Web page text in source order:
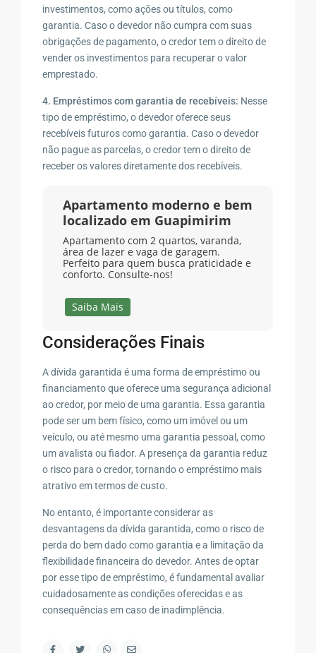
investimentos, como ações ou títulos, como
garantia. Caso o devedor não cumpra com suas
obrigações de pagamento, o credor tem o direito de
vender os investimentos para recuperar o valor
emprestado.
4. Empréstimos com garantia de recebíveis: Nesse
tipo de empréstimo, o devedor oferece seus
recebíveis futuros como garantia. Caso o devedor
não pague as parcelas, o credor tem o direito de
receber os valores diretamente dos recebíveis.
Apartamento moderno e bem
localizado em Guapimirim
Apartamento com 2 quartos, varanda,
área de lazer e vaga de garagem.
Perfeito para quem busca praticidade e
conforto. Consulte-nos!
Saiba Mais
Considerações Finais
A dívida garantida é uma forma de empréstimo ou
financiamento que oferece uma segurança adicional
ao credor, por meio de uma garantia. Essa garantia
pode ser um bem físico, como um imóvel ou um
veículo, ou até mesmo uma garantia pessoal, como
um avalista ou fiador. A presença da garantia reduz
o risco para o credor, tornando o empréstimo mais
atrativo em termos de custo.
No entanto, é importante considerar as
desvantagens da dívida garantida, como o risco de
perda do bem dado como garantia e a limitação da
flexibilidade financeira do devedor. Antes de optar
por esse tipo de empréstimo, é fundamental avaliar
cuidadosamente as condições oferecidas e as
consequências em caso de inadimplência.